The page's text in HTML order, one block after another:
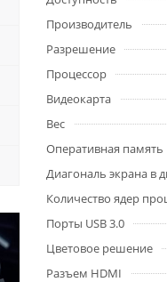
Производитель
Разрешение
Процессор
Видеокарта
Вес
Оперативная память
Диагональ экрана в
Количество ядер
Порты USB 3.0
Цветовое решение
Разъем HDMI